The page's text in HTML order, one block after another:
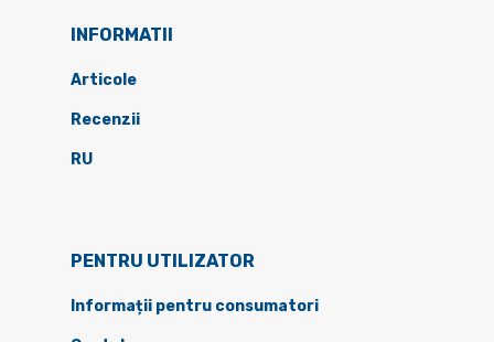
INFORMATII
Articole
Recenzii
RU
PENTRU UTILIZATOR
Informații pentru consumatori